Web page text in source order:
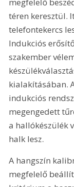
megfelelő
téren keresztül.
telefontekercs
Indukciós
szakember
kialakításában.
indukciós
megengedett
a hallókészülék
halk lesz.
A hangszín
megfelelő